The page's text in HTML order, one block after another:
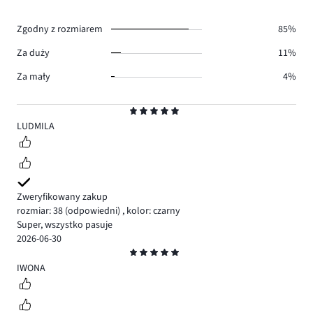
5LUDMILA
Zweryfikowany zakup
rozmiar: 38 (odpowiedni) , kolor: czarny
Super, wszystko pasuje
2026-06-30
5
IWONA
Zgodny z rozmiarem
85%
Za duży
11%
Za mały
4%